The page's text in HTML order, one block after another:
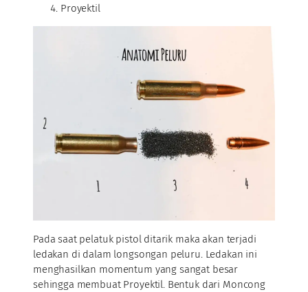
Proyektil
Pada saat pelatuk pistol ditarik maka akan terjadi
ledakan di dalam longsongan peluru. Ledakan ini
menghasilkan momentum yang sangat besar
sehingga membuat Proyektil. Bentuk dari Moncong